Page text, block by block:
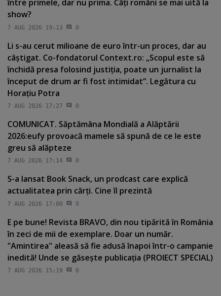
între primele, dar nu prima. Câţi români se mai uită la
show?
7 AUG 2026 19:13 0
Li s-au cerut milioane de euro într-un proces, dar au
câştigat. Co-fondatorul Context.ro: „Scopul este să
închidă presa folosind justiţia, poate un jurnalist la
început de drum ar fi fost intimidat”. Legătura cu
Horaţiu Potra
7 AUG 2026 17:27 0
COMUNICAT. Săptămâna Mondială a Alăptării
2026:eufy provoacă mamele să spună de ce le este
greu să alăpteze
7 AUG 2026 17:14 0
S-a lansat Book Snack, un prodcast care explică
actualitatea prin cărţi. Cine îl prezintă
7 AUG 2026 17:00 0
E pe bune! Revista BRAVO, din nou tipărită în România
în zeci de mii de exemplare. Doar un număr.
"Amintirea" aleasă să fie adusă înapoi într-o campanie
inedită! Unde se găseşte publicaţia (PROIECT SPECIAL)
7 AUG 2026 15:19 0